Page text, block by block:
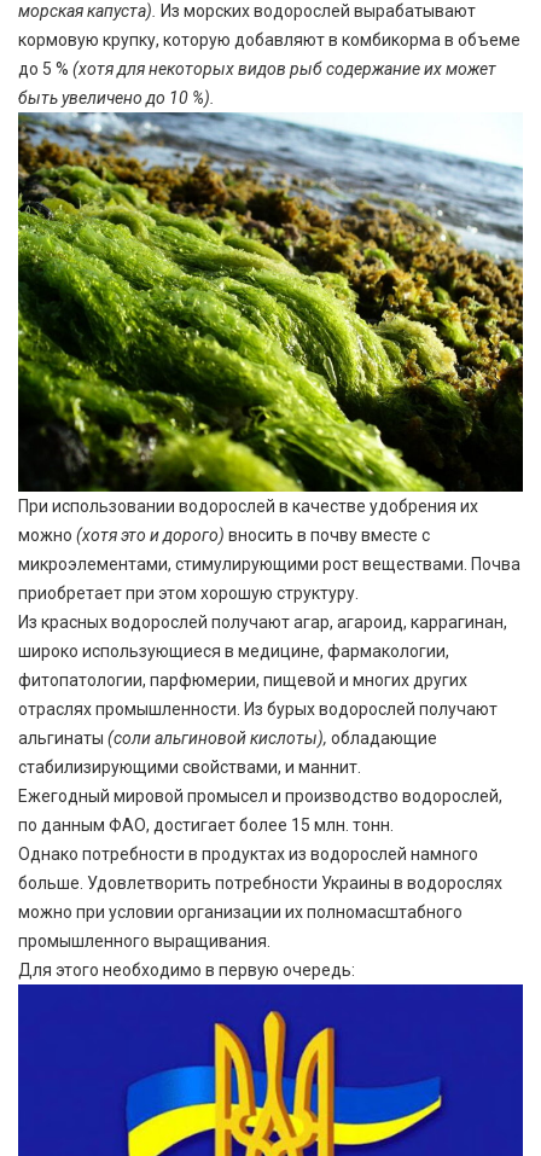
морская капуста).
Из морских водорослей вырабатывают
кормовую крупку, которую добавляют в комбикорма в объеме
до 5 % (хотя для некоторых видов рыб содержание их может
быть увеличено до 10 %).
При использовании водорослей в качестве удобрения их
можно (хотя это и дорого) вносить в почву вместе с
микроэлементами, стимулирующими рост веществами. Почва
приобретает при этом хорошую структуру.
Из красных водорослей получают агар, агароид, каррагинан,
широко использующиеся в медицине, фармакологии,
фитопатологии, парфюмерии, пищевой и многих других
отраслях промышленности. Из бурых водорослей получают
альгинаты (соли альгиновой кислоты), обладающие
стабилизирующими свойствами, и маннит.
Ежегодный мировой промысел и производство водорослей,
по данным ФАО, достигает более 15 млн. тонн.
Однако потребности в продуктах из водорослей намного
больше. Удовлетворить потребности Украины в водорослях
можно при условии организации их полномасштабного
промышленного выращивания.
Для этого необходимо в первую очередь: